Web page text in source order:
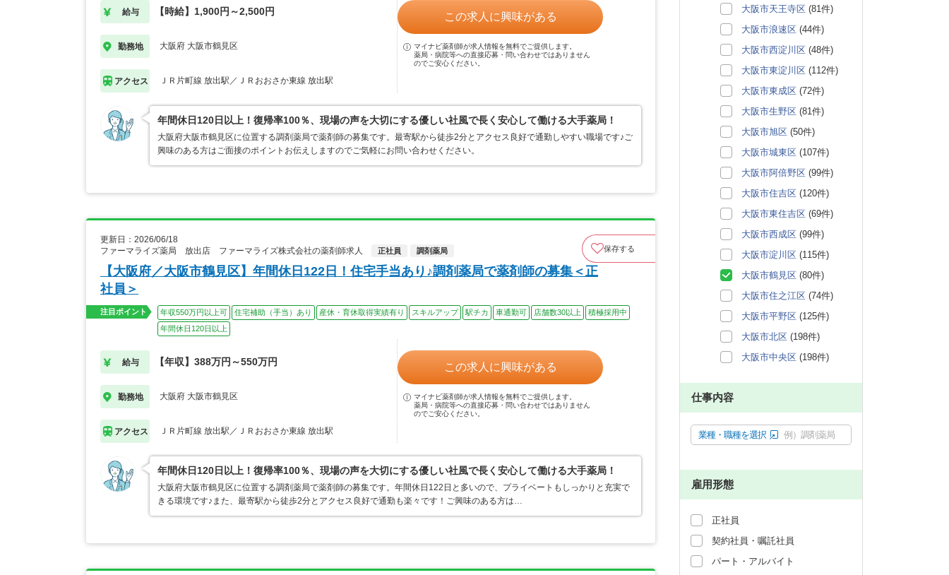
給与 【時給】1,900円～2,500円
勤務地 大阪府 大阪市鶴見区
アクセス ＪＲ片町線 放出駅／ＪＲおおさか東線 放出駅
この求人に興味がある
マイナビ薬剤師が求人情報を無料でご提供します。
薬局・病院等への直接応募・問い合わせではありません
のでご安心ください。
年間休日120日以上！復帰率100％、現場の声を大切にする優しい社風で長く安心して働ける大手薬局！
大阪府大阪市鶴見区に位置する調剤薬局で薬剤師の募集です。最寄駅から徒歩2分とアクセス良好で通勤しやすい職場です♪ご
興味のある方はご面接のポイントお伝えしますのでご気軽にお問い合わせください。
更新日：2026/06/18
ファーマライズ薬局 放出店 ファーマライズ株式会社の薬剤師求人
正社員 調剤薬局 保存する
【大阪府／大阪市鶴見区】年間休日122日！住宅手当あり♪調剤薬局で薬剤師の募集＜正
社員＞
注目ポイント 年収550万円以上可 住宅補助（手当）あり 産休・育休取得実績有り スキルアップ 駅チカ 車通勤可 店舗数30以上
積極採用中
年間休日120日以上
給与 【年収】388万円～550万円
勤務地 大阪府 大阪市鶴見区
アクセス ＪＲ片町線 放出駅／ＪＲおおさか東線 放出駅
この求人に興味がある
マイナビ薬剤師が求人情報を無料でご提供します。
薬局・病院等への直接応募・問い合わせではありません
のでご安心ください。
年間休日120日以上！復帰率100％、現場の声を大切にする優しい社風で長く安心して働ける大手薬局！
大阪府大阪市鶴見区に位置する調剤薬局で薬剤師の募集です。年間休日122日と多いので、プライベートもしっかりと充実で
きる環境です♪また、最寄駅から徒歩2分とアクセス良好で通勤も楽々です！ご興味のある方は…
大阪市天王寺区 (81件)
大阪市浪速区 (44件)
大阪市西淀川区 (48件)
大阪市東淀川区 (112件)
大阪市東成区 (72件)
大阪市生野区 (81件)
大阪市旭区 (50件)
大阪市城東区 (107件)
大阪市阿倍野区 (99件)
大阪市住吉区 (120件)
大阪市東住吉区 (69件)
大阪市西成区 (99件)
大阪市淀川区 (115件)
大阪市鶴見区 (80件)
大阪市住之江区 (74件)
大阪市平野区 (125件)
大阪市北区 (198件)
大阪市中央区 (198件)
仕事内容
業種・職種を選択 例）調剤薬局
雇用形態
正社員
契約社員・嘱託社員
パート・アルバイト